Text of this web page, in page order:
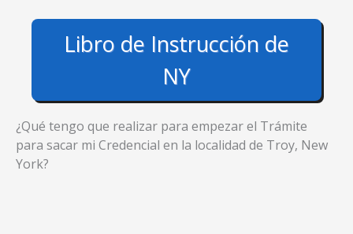
Libro de Instrucción de
NY
¿Qué tengo que realizar para empezar el Trámite
para sacar mi Credencial en la localidad de Troy, New
York?